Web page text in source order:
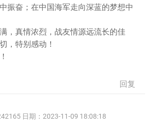
振奋；在中国海军走向深蓝的梦想中
，真情浓烈，战友情源远流长的佳
，特别感动！
回复
日期：2023-11-09 18:08:18